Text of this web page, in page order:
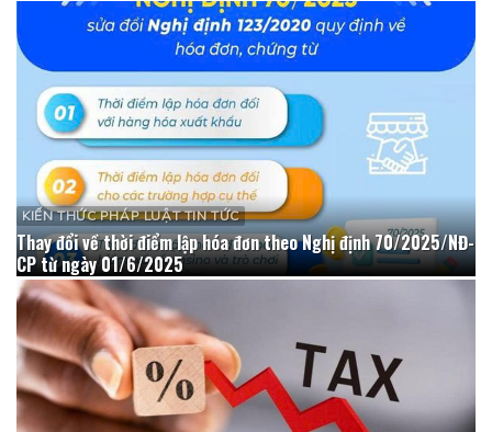
KIẾN THỨC PHÁP LUẬT TIN TỨC
Thay đổi về thời điểm lập hóa đơn theo Nghị định 70/2025/NĐ-
CP từ ngày 01/6/2025